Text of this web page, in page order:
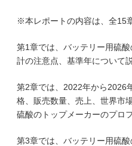
※本レポートの内容は、全15
第1章では、バッテリー用硫
計の注意点、基準年について
第2章では、2022年から2026
格、販売数量、売上、世界市
硫酸のトップメーカーのプロ
第3章では、バッテリー用硫酸